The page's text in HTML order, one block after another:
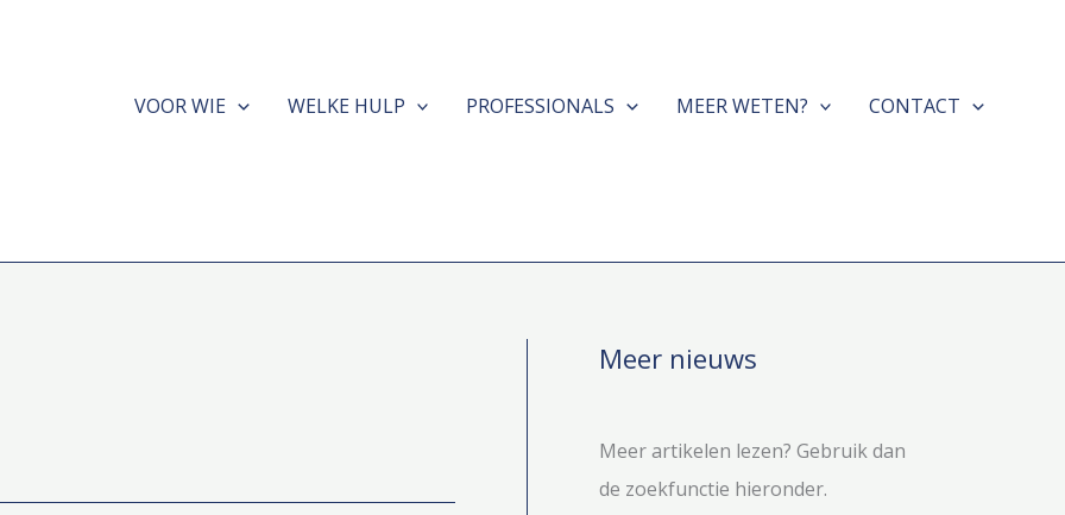
VOOR WIE WELKE HULP PROFESSIONALS MEER WETEN? CONTACT
Meer nieuws
Meer artikelen lezen? Gebruik dan
de zoekfunctie hieronder.